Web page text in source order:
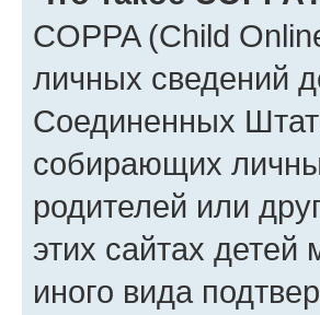
COPPA (Child
личных сведений
Соединенных
собирающих
родителей или
этих сайтах
иного вида